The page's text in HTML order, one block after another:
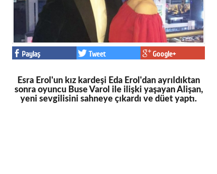
Paylaş Tweet Google+
Esra Erol'un kız kardeşi Eda Erol'dan ayrıldıktan
sonra oyuncu Buse Varol ile ilişki yaşayan Alişan,
yeni sevgilisini sahneye çıkardı ve düet yaptı.